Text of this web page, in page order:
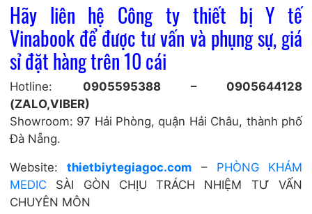
Hãy liên hệ Công ty thiết bị Y tế
Vinabookđể được tư vấn và phụng sự, giá
sỉ đặt hàng trên 10 cái
Hotline: 0905595388 – 0905644128
(ZALO,VIBER)
Showroom: 97 Hải Phòng, quận Hải Châu, thành phố
Đà Nẵng.
Website:thietbiytegiagoc.com – PHÒNG KHÁM
MEDICSÀI GÒN CHỊU TRÁCH NHIỆM TƯ VẤN
CHUYÊN MÔN